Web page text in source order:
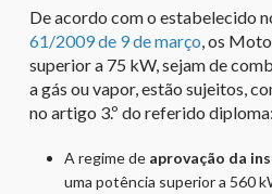
De acordo com o estabelecido
61/2009 de 9 de março , os
superior a 75 kW, sejam de
a gás ou vapor, estão sujeitos,
no artigo 3.º do referido diploma:
A regime de aprovação da
uma potência superior a 560